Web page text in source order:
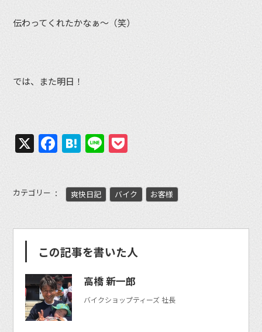
伝わってくれたかなぁ〜（笑）
では、また明日！
X Facebook
Hatena
Line
カテゴリー 爽快日記 バイク お客様
この記事を書いた人
高橋 新一郎
バイクショップティーズ 社長